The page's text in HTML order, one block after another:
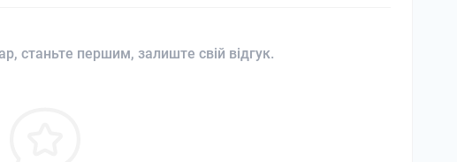
станьте першим, залиште свій відгук.